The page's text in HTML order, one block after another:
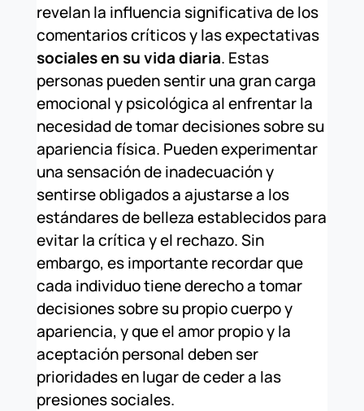
revelan la influencia significativa de los
comentarios críticos y las expectativas
sociales en su vida diaria. Estas
personas pueden sentir una gran carga
emocional y psicológica al enfrentar la
necesidad de tomar decisiones sobre su
apariencia física. Pueden experimentar
una sensación de inadecuación y
sentirse obligados a ajustarse a los
estándares de belleza establecidos para
evitar la crítica y el rechazo. Sin
embargo, es importante recordar que
cada individuo tiene derecho a tomar
decisiones sobre su propio cuerpo y
apariencia, y que el amor propio y la
aceptación personal deben ser
prioridades en lugar de ceder a las
presiones sociales.